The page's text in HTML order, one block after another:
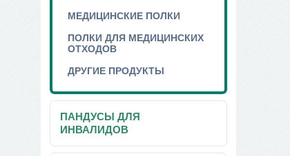
МЕДИЦИНСКИЕ ПОЛКИ
ПОЛКИ ДЛЯ МЕДИЦИНСКИХ
ОТХОДОВ
ДРУГИЕ ПРОДУКТЫ
ПАНДУСЫ ДЛЯ
ИНВАЛИДОВ